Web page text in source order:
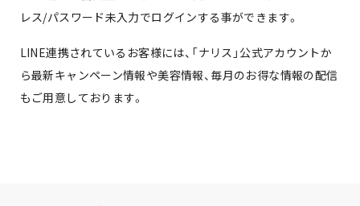
レス/パスワード未入力でログインする事ができます。
LINE連携されているお客様には、「ナリス」公式アカウントか
ら最新キャンペーン情報や美容情報、毎月のお得な情報の配信
もご用意しております。